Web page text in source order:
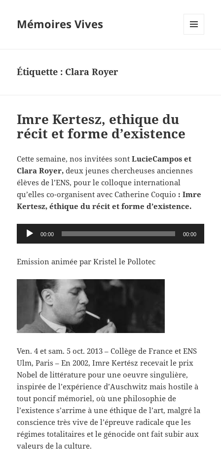
Mémoires Vives
Étiquette : Clara Royer
Imre Kertesz, ethique du
récit et forme d’existence
Cette semaine, nos invitées sontLucieCampos et
Clara Royer,deux jeunes chercheuses anciennes
élèves de l’ENS, pour le colloque international
qu’elles co-organisent avec Catherine Coquio :Imre
Kertesz, éthique du récit et forme d’existence.
Lecteur
audio
00:00 00:00
Emission animée par Kristel le Pollotec
Ven. 4 et sam. 5 oct. 2013 – Collège de France et ENS
Ulm, Paris – En 2002, Imre Kertész recevait le prix
Nobel de littérature pour une oeuvre singulière,
inspirée de l’expérience d’Auschwitz mais hostile à
tout poncif mémoriel, où une philosophie de
l’existence s’arrime à une éthique de l’art, malgré la
conscience très vive de l’épreuve radicale que les
régimes totalitaires et le génocide ont fait subir aux
valeurs de la culture.